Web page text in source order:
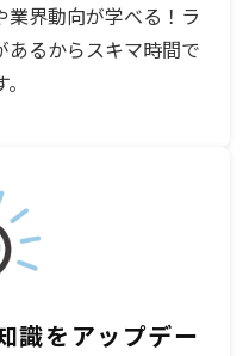
業界動向が学べる！ラ
あるからスキマ時間で
識をアップデー